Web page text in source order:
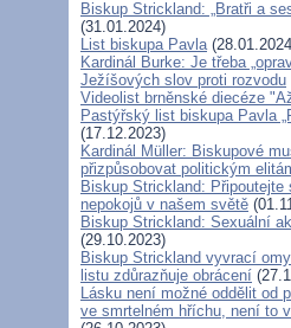
Biskup Strickland: „Bratři a
(31.01.2024)
List biskupa Pavla
Kardinál Burke: Je třeba
Ježíšových slov proti rozvodu
Videolist brněnské diecéze
Pastýřský list biskupa Pavla
(17.12.2023)
Kardinál Müller: Biskupové
přizpůsobovat politickým
Biskup Strickland:
nepokojů v našem světě
Biskup Strickland: Sexuální
(29.10.2023)
Biskup Strickland vyvrací
listu zdůrazňuje obrácení
Lásku není možné oddělit od
ve smrtelném hříchu, není to